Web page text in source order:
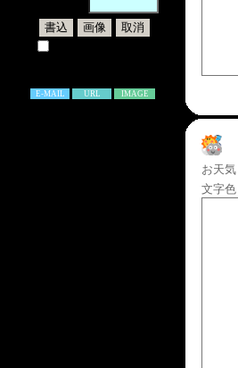
E-MAIL URL IMAGE
お天気
文字色